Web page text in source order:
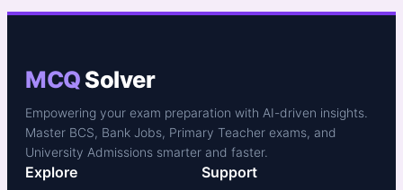
MCQSolver
Empowering your exam preparation with AI-driven insights.
Master BCS, Bank Jobs, Primary Teacher exams, and
University Admissions smarter and faster.
Explore Support